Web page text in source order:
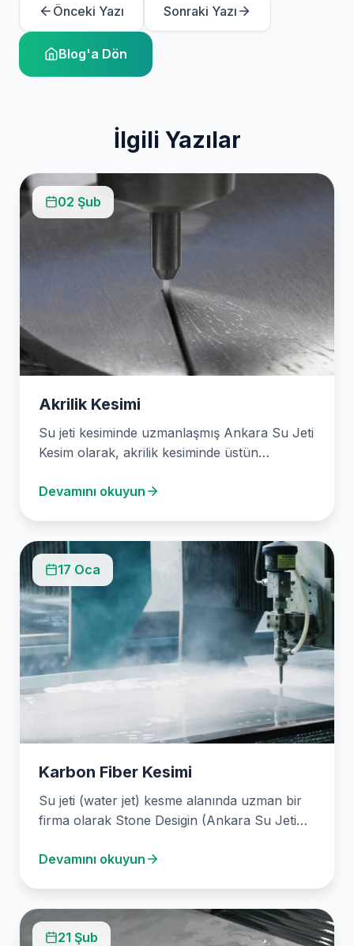
Önceki Yazı Sonraki Yazı
Blog'a Dön
İlgili Yazılar
02 Şub
Akrilik Kesimi
Su jeti kesiminde uzmanlaşmış Ankara Su Jeti
Kesim olarak, akrilik kesiminde üstün
Devamını okuyun
17 Oca
Karbon Fiber Kesimi
Su jeti (water jet) kesme alanında uzman bir
firma olarak Stone Desigin (Ankara Su Jeti…
Devamını okuyun
21 Şub